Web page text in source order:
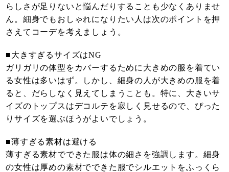
らしさが足りないと悩んだりすることも少なくありませ
ん。細身でもおしゃれになりたい人は次のポイントを押
さえてコーデを考えましょう。
■大きすぎるサイズはNG
ガリガリの体型をカバーするために大きめの服を着てい
る女性は多いはず。しかし、細身の人が大きめの服を着
ると、だらしなく見えてしまうことも。特に、大きいサ
イズのトップスはデコルテを寂しく見せるので、ぴった
りサイズを選ぶほうがよいでしょう。
■薄すぎる素材は避ける
薄すぎる素材でできた服は体の細さを強調します。細身
の女性は厚めの素材でできた服でシルエットをふっくら